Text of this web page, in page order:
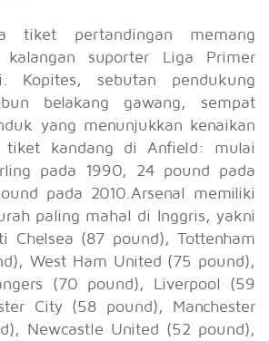
tiket pertandingan memang
suporter Liga Primer
Kopites, sebutan pendukung
belakang gawang, sempat
yang menunjukkan kenaikan
tiket kandang di Anfield: mulai
pada 1990, 24 pound pada
pada 2010.Arsenal memiliki
paling mahal di Inggris, yakni
Chelsea (87 pound), Tottenham
West Ham United (75 pound),
(70 pound), Liverpool (59
City (58 pound), Manchester
Newcastle United (52 pound),